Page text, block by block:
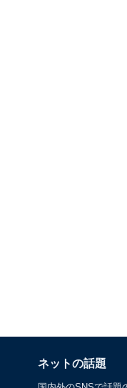
ネットの話題